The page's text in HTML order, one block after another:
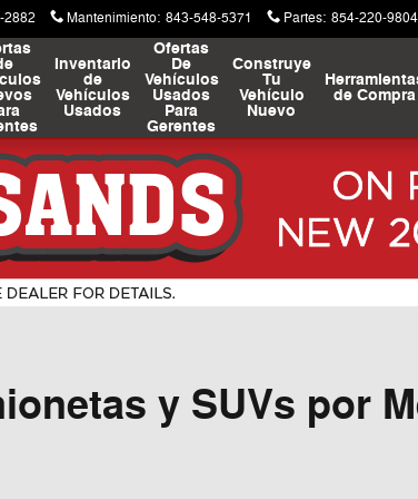
2882 Mantenimiento: 843-548-5371 Partes: 854-220-9804
Inventario
de
Vehículos
Usados
Ofertas
De
Vehículos
Usados
Para
Gerentes
Construye
Tu
Vehículo
Nuevo
de Compra
y SUVs por